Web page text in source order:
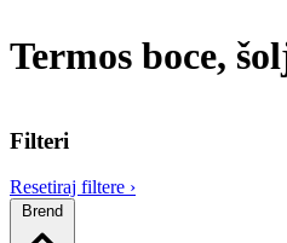
Termos boce,
Filteri
Resetiraj filtere ›
Brend